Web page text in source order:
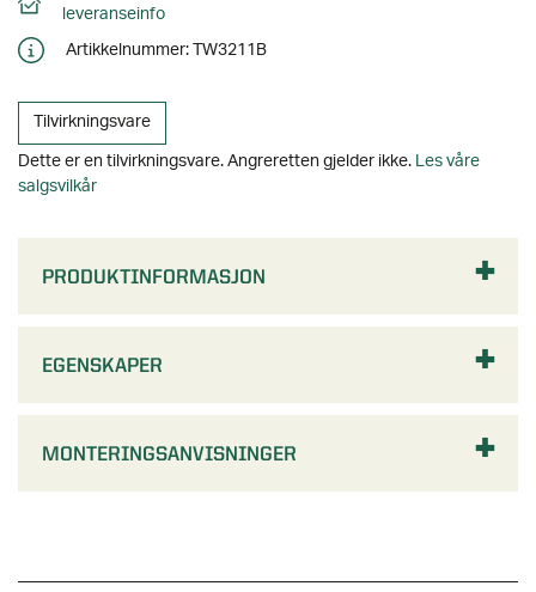
PRODUKTINFORMASJON
EGENSKAPER
MONTERINGSANVISNINGER